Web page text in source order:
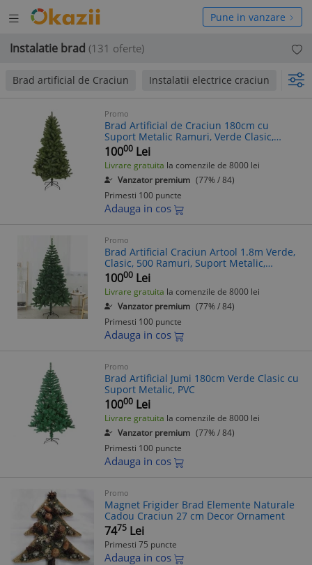
Deschide
meniul
Pune in vanzare
Instalatie brad (131 oferte)
Brad artificial de Craciun Instalatii electrice craciun
Promo
Brad Artificial de Craciun 180cm cu
Suport Metalic Ramuri, Verde Clasic,
Aspect Natural si Montaj Rapid
10000 Lei
Livrare gratuita la comenzile de 8000 lei
Vanzator premium (77% / 84)
Primesti 100 puncte
Adauga in cos
Promo
Brad Artificial Craciun Artool 1.8m Verde,
Clasic, 500 Ramuri, Suport Metalic,
Decoratiune Craciun
10000 Lei
Livrare gratuita la comenzile de 8000 lei
Vanzator premium (77% / 84)
Primesti 100 puncte
Adauga in cos
Promo
Brad Artificial Jumi 180cm Verde Clasic cu
Suport Metalic, PVC
10000 Lei
Livrare gratuita la comenzile de 8000 lei
Vanzator premium (77% / 84)
Primesti 100 puncte
Adauga in cos
Promo
Magnet Frigider Brad Elemente Naturale
Cadou Craciun 27 cm Decor Ornament
7475 Lei
Primesti 75 puncte
Adauga in cos